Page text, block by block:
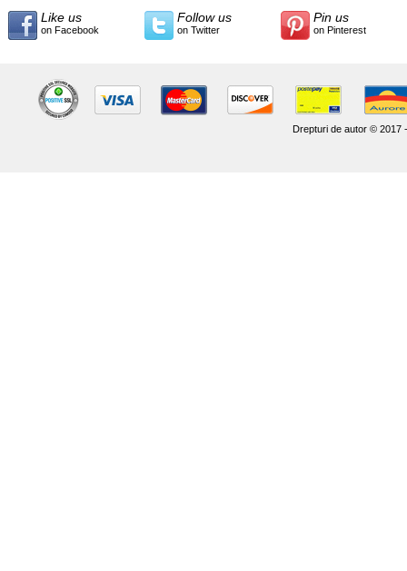
Like us
on Facebook
Follow us
on Twitter
Pin us
on Pinterest
Drepturi de autor © 2017